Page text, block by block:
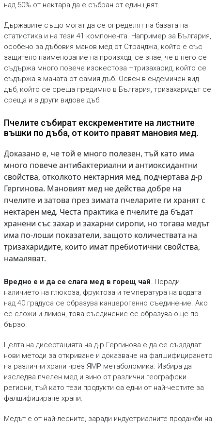
над 50% от нектара да е събран от един цвят.
Държавите също могат да се определят на базата на
статистика и на тези 41 компонента. Например за България,
особено за дъбовия манов мед от Странджа, който е със
защитено наименование на произход, се знае, че в него се
съдържа много повече изокестоза –тризахарид, който се
съдържа в маната от самия дъб. Освен в ендемичен вид
дъб, който се среща предимно в България, тризахаридът се
среща и в други видове дъб.
Пчелите събират екскрементите на листните
въшки по дъба, от които правят мановия мед.
Доказано е, че той е много полезен, тъй като има
много повече антибактериални и антиоксидантни
свойства, отколкото нектарния мед, подчертава д-р
Гергинова. Мановият мед не действа добре на
пчелите и затова през зимата пчеларите ги хранят с
нектарен мед. Честа практика е пчелите да бъдат
хранени със захар и захарни сиропи, но тогава медът
има по-лоши показатели, защото количествата на
тризахаридите, които имат пребиотични свойства,
намаляват.
Вредно е и да се слага мед в горещ чай. Поради
наличието на глюкоза, фруктоза и температура на водата
над 40 градуса се образува канцерогенно съединение. Ако
се сложи и лимон, това съединение се образува още по-
бързо.
Целта на дисертацията на д-р Гергинова е да се създадат
нови методи за откриване и доказване на фалшифицирането
на различни храни чрез ЯМР метаболомика. Избира да
изследва пчелен мед и вино от различни географски
региони, тъй като тези продукти са едни от най-честите за
фалшифициране храни.
Медът е от най-лесните, заради индустриалните продажби на